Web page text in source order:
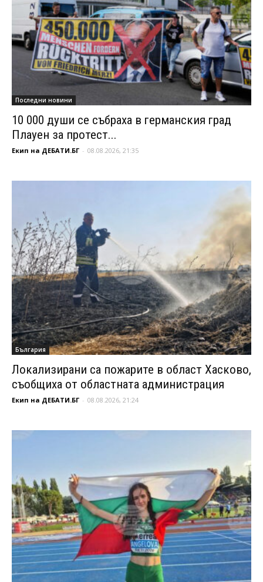
Последни новини
10 000 души се събраха в германския град
Плауен за протест...
Екип на ДЕБАТИ.БГ - 08.08.2026, 21:35
България
Локализирани са пожарите в област Хасково,
съобщиха от областната администрация
Екип на ДЕБАТИ.БГ - 08.08.2026, 21:24